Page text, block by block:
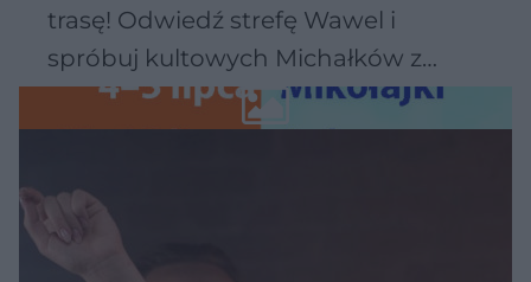
trasę! Odwiedź strefę Wawel i
spróbuj kultowych Michałków z
Wawelu